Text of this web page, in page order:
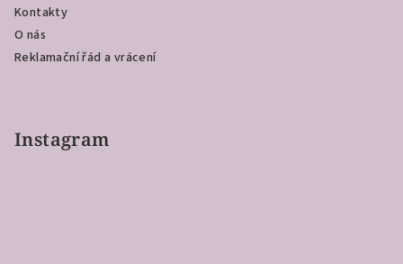
Kontakty
O nás
Reklamační řád a vrácení
Instagram